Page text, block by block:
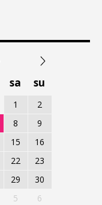
sa su
1
2
8
9
15
16
22
23
29
30
5 6